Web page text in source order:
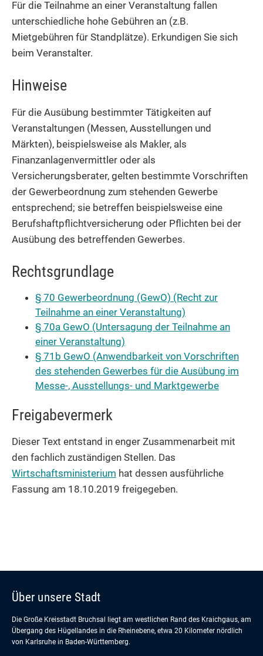
Für die Teilnahme an einer Veranstaltung fallen
unterschiedliche hohe Gebühren an (z.B.
Mietgebühren für Standplätze). Erkundigen Sie sich
beim Veranstalter.
Hinweise
Für die Ausübung bestimmter Tätigkeiten auf
Veranstaltungen (Messen, Ausstellungen und
Märkten), beispielsweise als Makler, als
Finanzanlagenvermittler oder als
Versicherungsberater, gelten bestimmte Vorschriften
der Gewerbeordnung zum stehenden Gewerbe
entsprechend; sie betreffen beispielsweise eine
Berufshaftpflichtversicherung oder Pflichten bei der
Ausübung des betreffenden Gewerbes.
Rechtsgrundlage
§ 70 Gewerbeordnung (GewO) (Recht zur
Teilnahme an einer Veranstaltung)
§ 70a GewO (Untersagung der Teilnahme an
einer Veranstaltung)
§ 71b GewO (Anwendbarkeit von Vorschriften
des stehenden Gewerbes für die Ausübung im
Messe-, Ausstellungs- und Marktgewerbe
Freigabevermerk
Dieser Text entstand in enger Zusammenarbeit mit
den fachlich zuständigen Stellen. Das
Wirtschaftsministerium hat dessen ausführliche
Fassung am 18.10.2019 freigegeben.
Über unsere Stadt
Die Große Kreisstadt Bruchsal liegt am westlichen Rand des Kraichgaus, am
Übergang des Hügellandes in die Rheinebene, etwa 20 Kilometer nördlich
von Karlsruhe in Baden-Württemberg.